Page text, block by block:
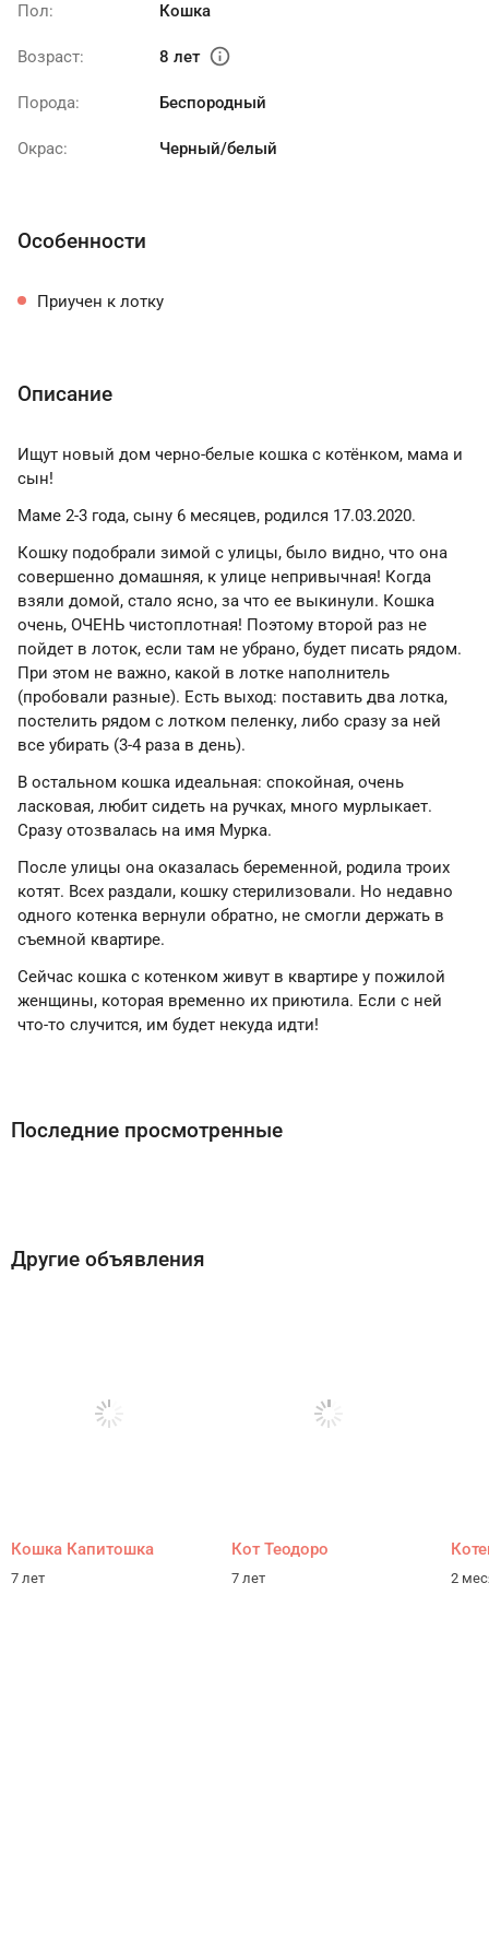
Пол: Кошка
Возраст: 8 лет info
Порода: Беспородный
Окрас: Черный/белый
Особенности
Приучен к лотку
Описание
Ищут новый дом черно-белые кошка с котёнком, мама и
сын!
Маме 2-3 года, сыну 6 месяцев, родился 17.03.2020.
Кошку подобрали зимой с улицы, было видно, что она
совершенно домашняя, к улице непривычная! Когда
взяли домой, стало ясно, за что ее выкинули. Кошка
очень, ОЧЕНЬ чистоплотная! Поэтому второй раз не
пойдет в лоток, если там не убрано, будет писать рядом.
При этом не важно, какой в лотке наполнитель
(пробовали разные). Есть выход: поставить два лотка,
постелить рядом с лотком пеленку, либо сразу за ней
все убирать (3-4 раза в день).
В остальном кошка идеальная: спокойная, очень
ласковая, любит сидеть на ручках, много мурлыкает.
Сразу отозвалась на имя Мурка.
После улицы она оказалась беременной, родила троих
котят. Всех раздали, кошку стерилизовали. Но недавно
одного котенка вернули обратно, не смогли держать в
съемной квартире.
Сейчас кошка с котенком живут в квартире у пожилой
женщины, которая временно их приютила. Если с ней
что-то случится, им будет некуда идти!
Последние просмотренные
Другие объявления
Кошка Капитошка
7 лет
Кот Теодоро
7 лет 2